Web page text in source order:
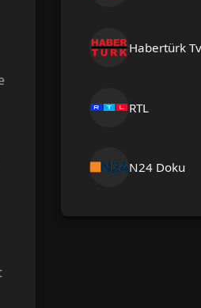
Habertürk Tv
RTL
N24 Doku